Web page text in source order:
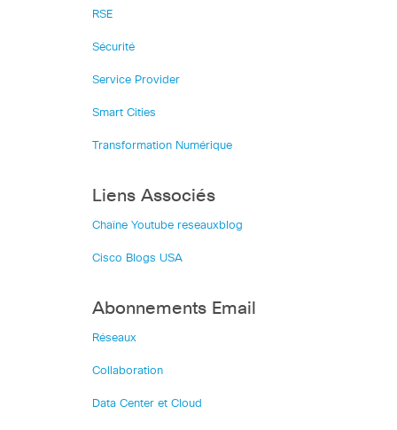
RSE
Sécurité
Service Provider
Smart Cities
Transformation Numérique
Liens Associés
Chaîne Youtube reseauxblog
Cisco Blogs USA
Abonnements Email
Réseaux
Collaboration
Data Center et Cloud